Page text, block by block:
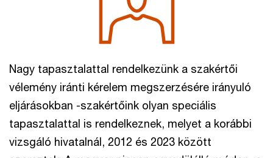
Nagy tapasztalattal rendelkezünk a szakértői
vélemény iránti kérelem megszerzésére irányuló
eljárásokban -szakértőink olyan speciális
tapasztalattal is rendelkeznek, melyet a korábbi
vizsgáló hivatalnál, 2012 és 2023 között